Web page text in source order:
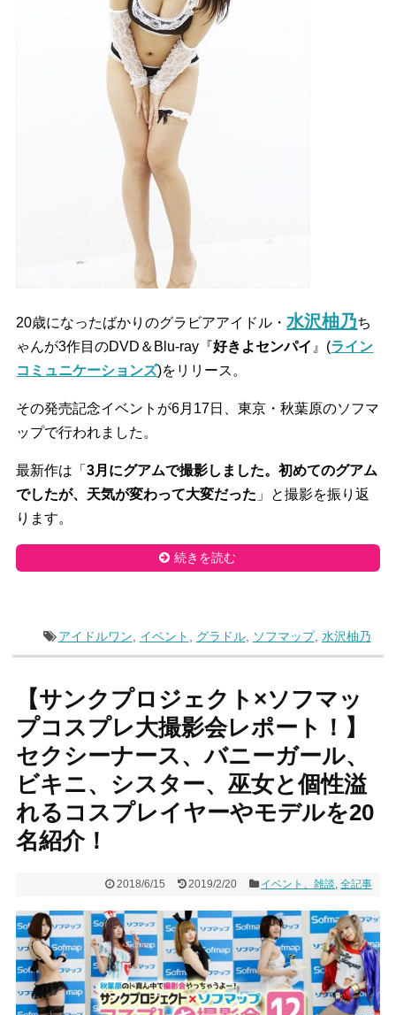
20歳になったばかりのグラビアアイドル・水沢柚乃ち
ゃんが3作目のDVD＆Blu-ray『好きよセンパイ 』(ライン
コミュニケーションズ)をリリース。
その発売記念イベントが6月17日、東京・秋葉原のソフマ
ップで行われました。
最新作は「3月にグアムで撮影しました。初めてのグアム
でしたが、天気が変わって大変だった 」と撮影を振り返
ります。
続きを読む
アイドルワン イベント グラドル, ソフマップ, 水沢柚乃
【サンクプロジェクト×ソフマッ
プコスプレ大撮影会レポート！】
セクシーナース、バニーガール、
ビキニ、シスター、巫女と個性溢
れるコスプレイヤーやモデルを20
名紹介！
2018/6/15 2019/2/20 イベント、雑談,全記事